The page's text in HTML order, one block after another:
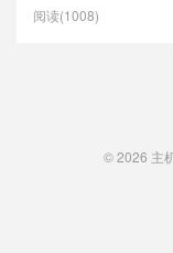
阅读(1008)
© 2026 主